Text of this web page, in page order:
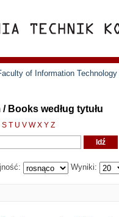
of Information
Books według tytułu
S T U V W X Y Z
Wyniki: